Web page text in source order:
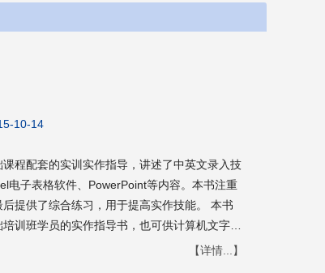
10-14
程配套的实训实作指导，讲述了中英文录入技
电子表格软件、PowerPoint等内容。本书注重
提供了综合练习，用于提高实作技能。 本书
训班学员的实作指导书，也可供计算机文字信
【详情...】